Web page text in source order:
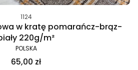
1124
w kratę pomarańcz-brąz-
220g/m²
POLSKA
65,00 zł